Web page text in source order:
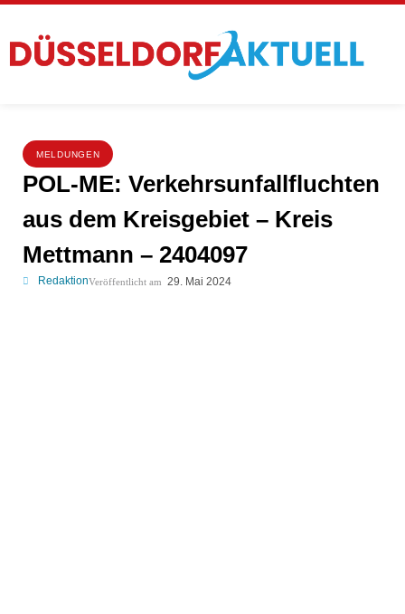
MELDUNGEN
POL-ME: Verkehrsunfallfluchten
aus dem Kreisgebiet – Kreis
Mettmann – 2404097
RedaktionVeröffentlicht am 29. Mai 2024